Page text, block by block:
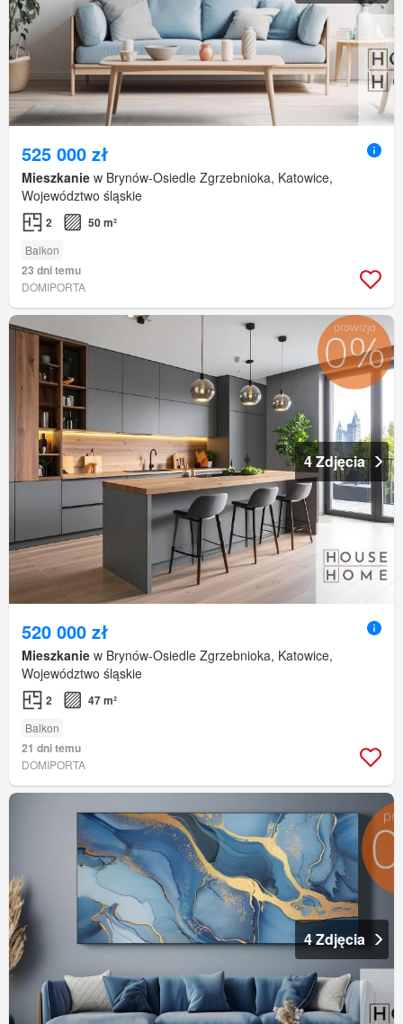
525 000 zł
Mieszkanie w Brynów-Osiedle Zgrzebnioka, Katowice,
Województwo śląskie
2 50 m²
Balkon
23 dni temu
DOMIPORTA
4 Zdjęcia
520 000 zł
Mieszkanie w Brynów-Osiedle Zgrzebnioka, Katowice,
Województwo śląskie
2 47 m²
Balkon
21 dni temu
DOMIPORTA
4 Zdjęcia